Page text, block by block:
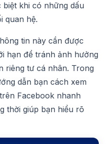
biệt khi có những dấu
quan hệ.
tin này cần được
hạn để tránh ảnh hưởng
riêng tư cá nhân. Trong
dẫn bạn cách xem
Facebook nhanh
thời giúp bạn hiểu rõ